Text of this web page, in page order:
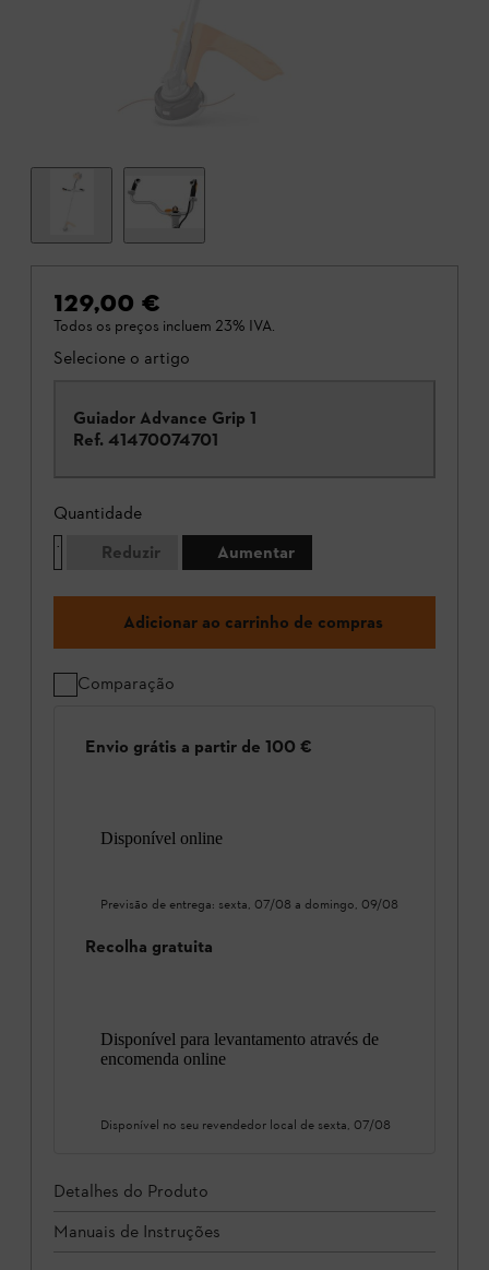
129,00 €
Todos os preços incluem 23% IVA.
Selecione o artigo
Guiador Advance Grip 1
Ref. 41470074701
Quantidade
Reduzir
Aumentar
Adicionar ao carrinho de compras
Comparação
Envio grátis a partir de 100 €
Disponível online
Previsão de entrega: sexta, 07/08 a domingo, 09/08
Recolha gratuita
Disponível para levantamento através de
encomenda online
Disponível no seu revendedor local de sexta, 07/08
Detalhes do Produto
Manuais de Instruções